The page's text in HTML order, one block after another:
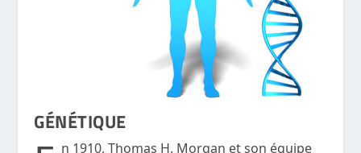
GÉNÉTIQUE
n 1910, Thomas H. Morgan et son équipe